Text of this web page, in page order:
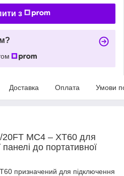
з
Доставка Оплата Умови
20FT MC4 – XT60 для
до портативної
призначений для підключення